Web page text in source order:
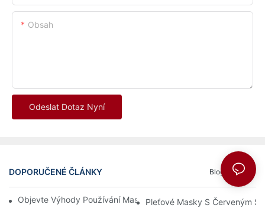
Obsah
Odeslat Dotaz Nyní
DOPORUČENÉ ČLÁNKY FAQ
Blog
Objevte Výhody Používání Masky S Červenou Světelnou Terapií
Pleťové Masky S Červeným